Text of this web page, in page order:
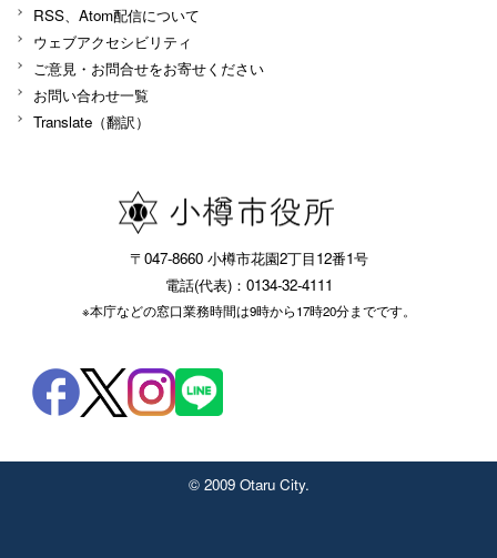
RSS、Atom配信について
ウェブアクセシビリティ
ご意見・お問合せをお寄せください
お問い合わせ一覧
Translate（翻訳）
〒047-8660 小樽市花園2丁目12番1号
電話(代表)：0134-32-4111
※本庁などの窓口業務時間は9時から17時20分までです。
© 2009 Otaru City.